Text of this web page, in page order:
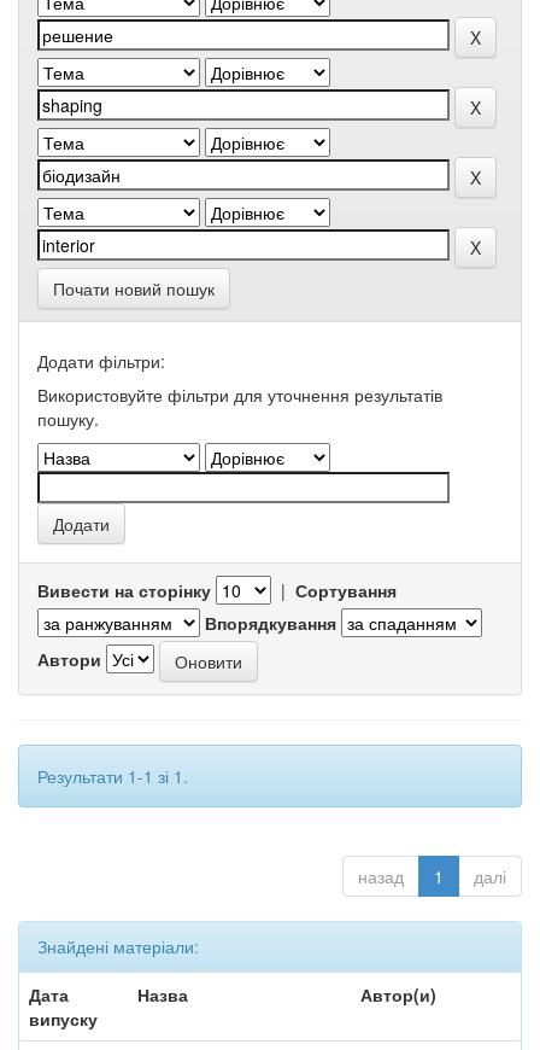
Почати новий пошук
Додати фільтри:
Використовуйте фільтри для уточнення результатів
пошуку.
Вивести на сторінку | Сортування
Впорядкування
Автори
Результати 1-1 зі 1.
назад 1 далі
Знайдені матеріали:
Дата
випуску
Назва Автор(и)